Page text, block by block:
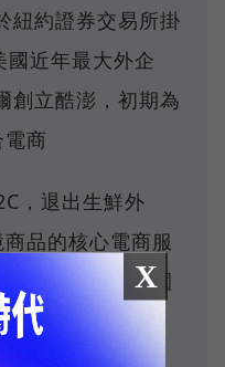
紐約證券交易所掛
近年最大外企
創立酷澎，初期為
商
，退出生鮮外
品的核心電商服
啟用，位於桃園
起點
X